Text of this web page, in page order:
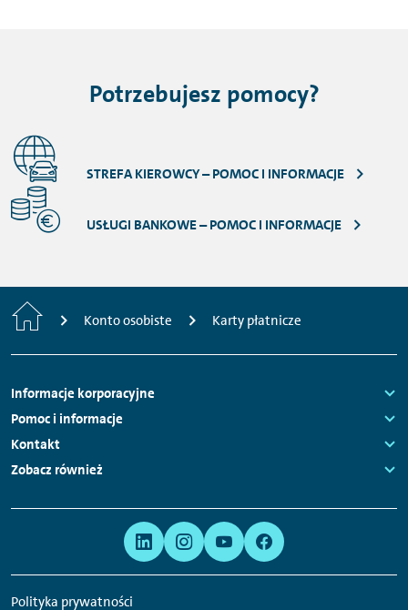
Potrzebujesz pomocy?
STREFA KIEROWCY – POMOC I INFORMACJE
USŁUGI BANKOWE – POMOC I INFORMACJE
Strona Konto osobiste Karty płatnicze
Nawigacja
stopki
Informacje korporacyjne
Links:
Pomoc i informacje
Links:
Kontakt
Links:
Zobacz również
Polityka prywatności
serwisów
społecznościowych